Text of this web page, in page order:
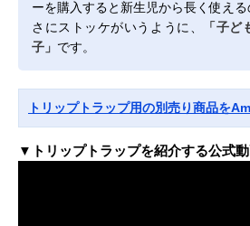
ーを購入すると新生児から長く使え
さにストッケがいうように、
「子
子」 です。
トリップトラップ用の別売り商品を
▼トリップトラップを紹介する公式